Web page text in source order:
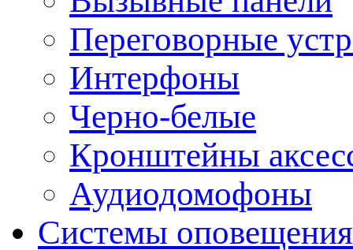
Переговорные
Интерфоны
Черно-белые
Кронштейны
Аудиодомофоны
Системы оповещения